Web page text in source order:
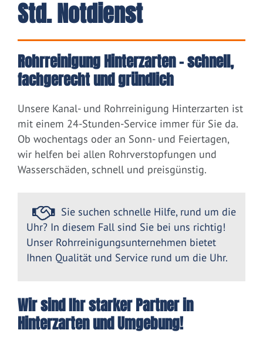
Std. Notdienst
Rohrreinigung Hinterzarten – schnell,
fachgerecht und gründlich
Unsere Kanal- und Rohrreinigung Hinterzarten ist
mit einem 24-Stunden-Service immer für Sie da.
Ob wochentags oder an Sonn- und Feiertagen,
wir helfen bei allen Rohrverstopfungen und
Wasserschäden, schnell und preisgünstig.
Sie suchen schnelle Hilfe, rund um die
Uhr? In diesem Fall sind Sie bei uns richtig!
Unser Rohrreinigungsunternehmen bietet
Ihnen Qualität und Service rund um die Uhr.
Wir sind Ihr starker Partner in
Hinterzarten und Umgebung!